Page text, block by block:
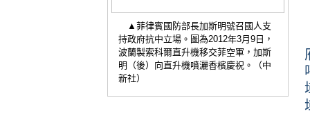
▲菲律賓國防部長加斯明號召國人支
持政府抗中立場。圖為2012年3月9日，
波蘭製索科爾直升機移交菲空軍，加斯
明（後）向直升機噴灑香檳慶祝。（中
新社）